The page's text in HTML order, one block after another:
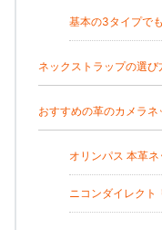
基本の3タイプで
ネックストラップの選び
おすすめの革のカメラ
オリンパス 本革
ニコンダイレクト